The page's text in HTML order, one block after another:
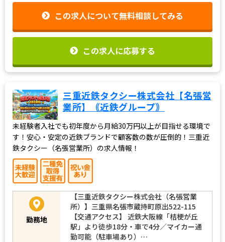
この求人について無料相談してみる
この求人に応募する
三重近鉄タクシー株式会社【名張営
業所】｟近鉄グループ｠
未経験者入社でも初年度から月給30万円以上が目指せる環境で
す！安心・安定の近鉄ブランドで顧客数の数が圧倒的！三重近
鉄タクシー（名張営業所）の求人情報！
勤務地
【三重近鉄タクシー株式会社（名張営業
所）】三重県名張市蔵持町原出522-115
【交通アクセス】 近鉄大阪線「桔梗が丘
駅」より徒歩18分・車で4分／マイカー通